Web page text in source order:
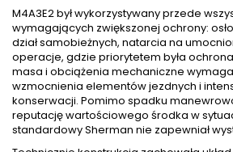
M4A3E2 był wykorzystywany przede
wymagających zwiększonej ochrony:
dział samobieżnych, natarcia na
operacje, gdzie priorytetem była
masa i obciążenia mechaniczne
wzmocnienia elementów jezdnych i
konserwacji. Pomimo spadku
reputację wartościowego środka w
standardowy Sherman nie zapewniał